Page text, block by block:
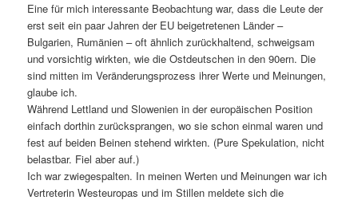
Eine für mich interessante Beobachtung war, dass die Leute der
erst seit ein paar Jahren der EU beigetretenen Länder –
Bulgarien, Rumänien – oft ähnlich zurückhaltend, schweigsam
und vorsichtig wirkten, wie die Ostdeutschen in den 90ern. Die
sind mitten im Veränderungsprozess ihrer Werte und Meinungen,
glaube ich.
Während Lettland und Slowenien in der europäischen Position
einfach dorthin zurücksprangen, wo sie schon einmal waren und
fest auf beiden Beinen stehend wirkten. (Pure Spekulation, nicht
belastbar. Fiel aber auf.)
Ich war zwiegespalten. In meinen Werten und Meinungen war ich
Vertreterin Westeuropas und im Stillen meldete sich die